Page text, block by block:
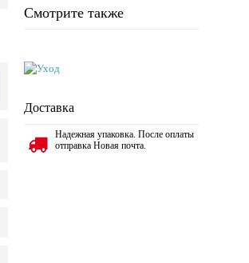
Смотрите также
Доставка
Надежная упаковка. После оплаты
отправка Новая почта.